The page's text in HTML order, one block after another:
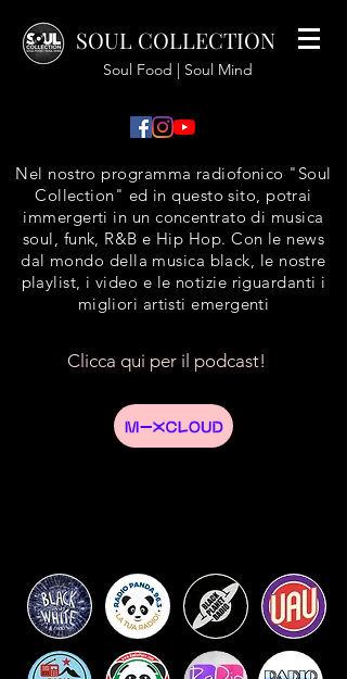
SOUL COLLECTION
Soul Food | Soul Mind
Nel nostro programma radiofonico "Soul
Collection" ed in questo sito, potrai
immergerti in un concentrato di musica
soul, funk, R&B e Hip Hop. Con le news
dal mondo della musica black, le nostre
playlist, i video e le notizie riguardanti i
migliori artisti emergenti
Clicca qui per il podcast!